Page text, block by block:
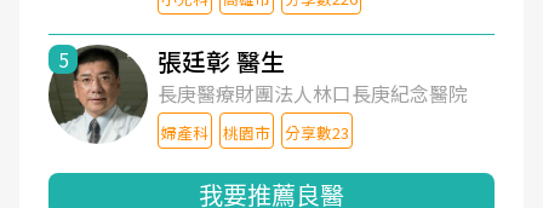
5 張廷彰 醫生
長庚醫療財團法人林口長庚紀念醫院
婦產科 桃園市 分享數23
我要推薦良醫